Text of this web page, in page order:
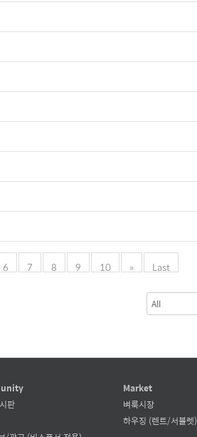
6 7 8 9 10 » Last
판
Market
벼룩시장
하우징 (렌트/서블렛)